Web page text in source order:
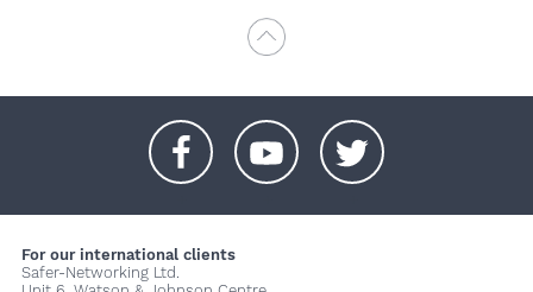
For our international clients
Safer-Networking Ltd.